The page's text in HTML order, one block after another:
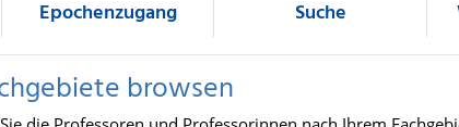
Epochenzugang Suche
browsen